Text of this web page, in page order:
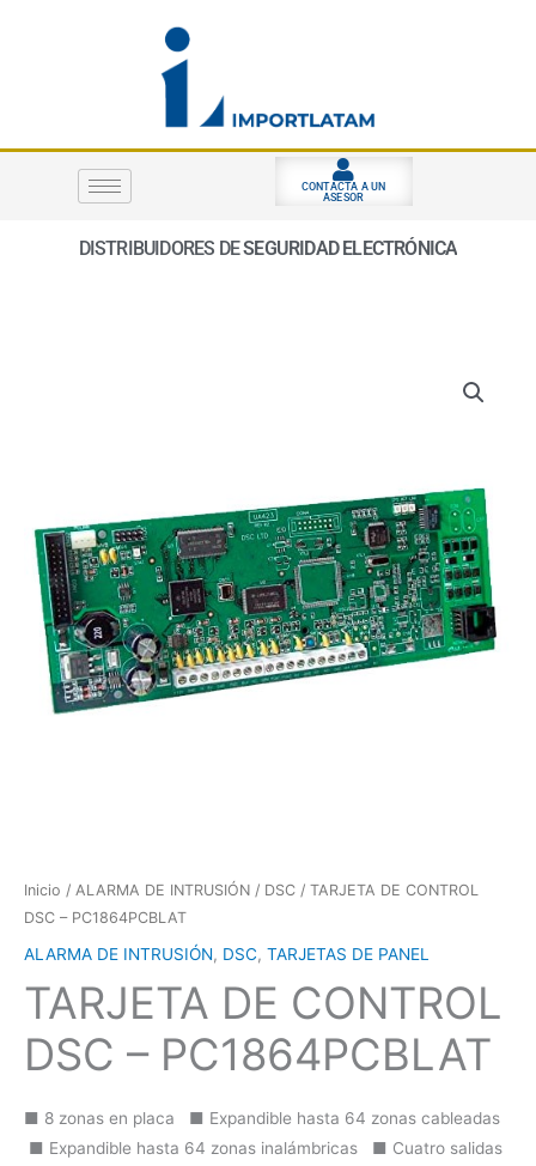
CONTACTA A UN
ASESOR
DISTRIBUIDORES DESEGURIDAD ELECTRÓNICA
Inicio / ALARMA DE INTRUSIÓN / DSC / TARJETA DE CONTROL
DSC – PC1864PCBLAT
ALARMA DE INTRUSIÓN, DSC, TARJETAS DE PANEL
TARJETA DE CONTROL
DSC – PC1864PCBLAT
■ 8 zonas en placa ■ Expandible hasta 64 zonas cableadas
■ Expandible hasta 64 zonas inalámbricas ■ Cuatro salidas